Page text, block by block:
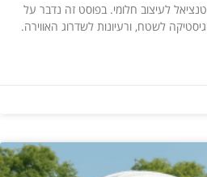
לעיצוב חלומי. בפוסט זה נדבר על
לשטח, ורעיונות לשדרוג האווירה.